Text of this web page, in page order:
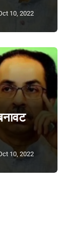
10, 2022
10, 2022